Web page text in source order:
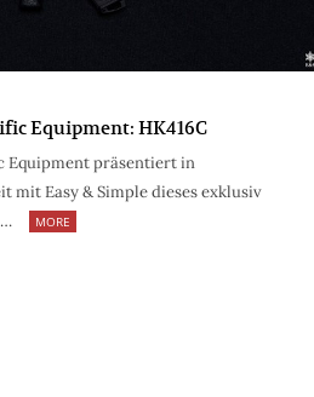
Equipment: HK416C
Equipment präsentiert in
mit Easy & Simple dieses exklusiv
MORE